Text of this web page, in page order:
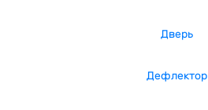
Дверь
Дефлектор